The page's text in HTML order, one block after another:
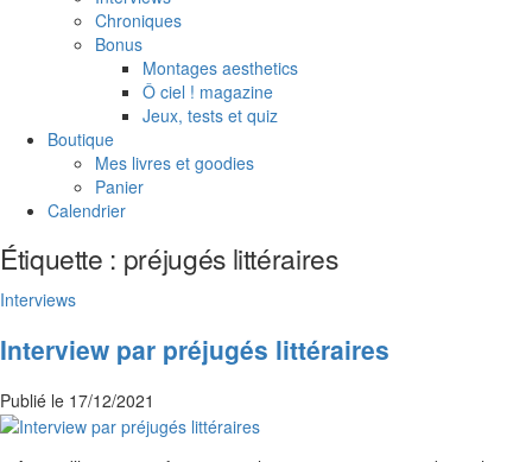
Chroniques
Bonus
Montages aesthetics
Ô ciel ! magazine
Jeux, tests et quiz
Boutique
Mes livres et goodies
Panier
Calendrier
Étiquette : préjugés littéraires
Interviews
Interview par préjugés littéraires
Publié le 17/12/2021